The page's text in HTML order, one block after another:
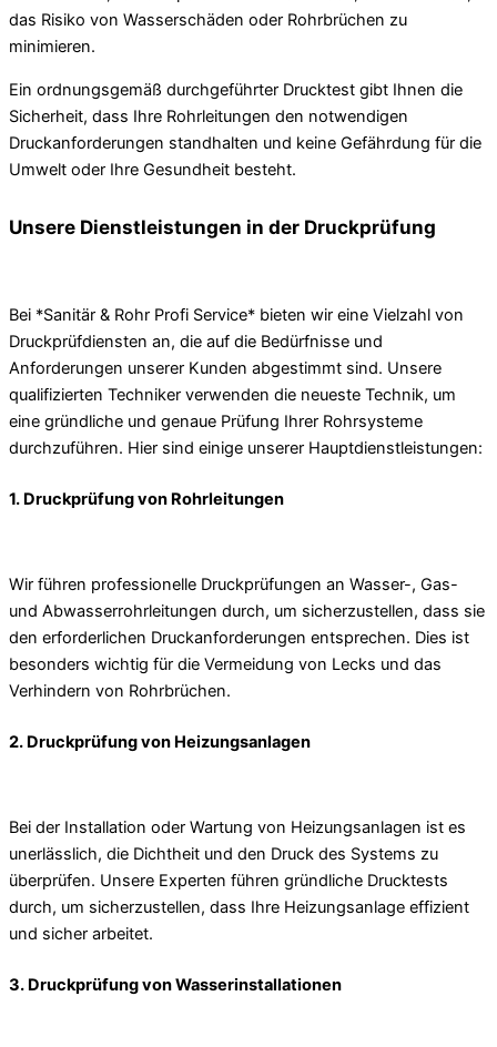
das Risiko von Wasserschäden oder Rohrbrüchen zu
minimieren.
Ein ordnungsgemäß durchgeführter Drucktest gibt Ihnen die
Sicherheit, dass Ihre Rohrleitungen den notwendigen
Druckanforderungen standhalten und keine Gefährdung für die
Umwelt oder Ihre Gesundheit besteht.
Unsere Dienstleistungen in der Druckprüfung
Bei *Sanitär & Rohr Profi Service* bieten wir eine Vielzahl von
Druckprüfdiensten an, die auf die Bedürfnisse und
Anforderungen unserer Kunden abgestimmt sind. Unsere
qualifizierten Techniker verwenden die neueste Technik, um
eine gründliche und genaue Prüfung Ihrer Rohrsysteme
durchzuführen. Hier sind einige unserer Hauptdienstleistungen:
1. Druckprüfung von Rohrleitungen
Wir führen professionelle Druckprüfungen an Wasser-, Gas-
und Abwasserrohrleitungen durch, um sicherzustellen, dass sie
den erforderlichen Druckanforderungen entsprechen. Dies ist
besonders wichtig für die Vermeidung von Lecks und das
Verhindern von Rohrbrüchen.
2. Druckprüfung von Heizungsanlagen
Bei der Installation oder Wartung von Heizungsanlagen ist es
unerlässlich, die Dichtheit und den Druck des Systems zu
überprüfen. Unsere Experten führen gründliche Drucktests
durch, um sicherzustellen, dass Ihre Heizungsanlage effizient
und sicher arbeitet.
3. Druckprüfung von Wasserinstallationen